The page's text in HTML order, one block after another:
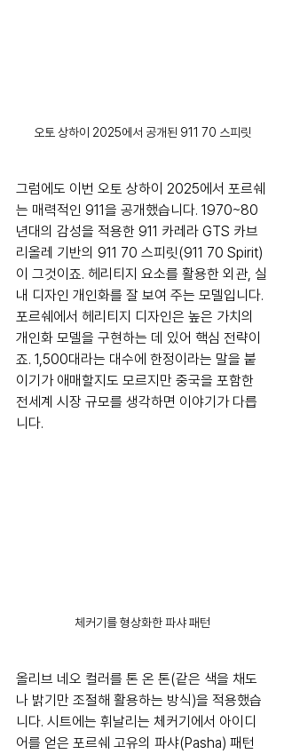
오토 상하이 2025에서 공개된 911 70 스피릿
그럼에도 이번 오토 상하이 2025에서 포르쉐
는 매력적인 911을 공개했습니다. 1970~80
년대의 감성을 적용한 911 카레라 GTS 카브
리올레 기반의 911 70 스피릿(911 70 Spirit)
이 그것이죠. 헤리티지 요소를 활용한 외관, 실
내 디자인 개인화를 잘 보여 주는 모델입니다.
포르쉐에서 헤리티지 디자인은 높은 가치의
개인화 모델을 구현하는 데 있어 핵심 전략이
죠. 1,500대라는 대수에 한정이라는 말을 붙
이기가 애매할지도 모르지만 중국을 포함한
전세계 시장 규모를 생각하면 이야기가 다릅
니다.
체커기를 형상화한 파샤 패턴
올리브 네오 컬러를 톤 온 톤(같은 색을 채도
나 밝기만 조절해 활용하는 방식)을 적용했습
니다. 시트에는 휘날리는 체커기에서 아이디
어를 얻은 포르쉐 고유의 파샤(Pasha) 패턴